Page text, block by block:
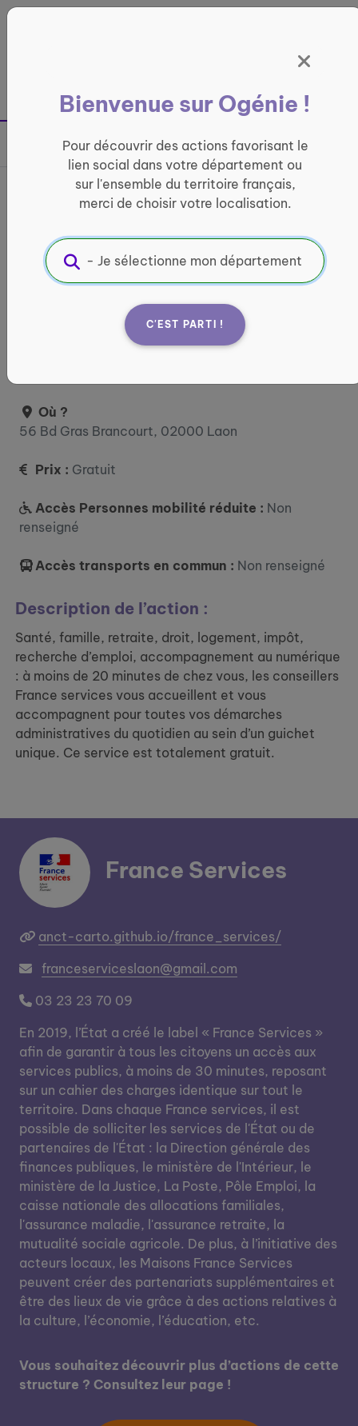
France entière
Bienvenue sur Ogénie !
Pour découvrir des actions favorisant le
lien social dans votre département ou
sur l'ensemble du territoire français,
merci de choisir votre localisation.
C'EST PARTI !
Partager sur
France services CIJ de Laon
INFORMATIQUE ET ACCÈS AUX DROITS
Informations pratiques :
lundi : 09:00 - 17:00 mardi : 09:00 - 17:00
Où ?
56 Bd Gras Brancourt, 02000 Laon
Prix : Gratuit
Accès Personnes mobilité réduite : Non
renseigné
Accès transports en commun : Non renseigné
Description de l’action :
Santé, famille, retraite, droit, logement, impôt,
recherche d’emploi, accompagnement au numérique
: à moins de 20 minutes de chez vous, les conseillers
France services vous accueillent et vous
accompagnent pour toutes vos démarches
administratives du quotidien au sein d’un guichet
unique. Ce service est totalement gratuit.
France Services
anct-carto.github.io/france_services/
franceserviceslaon@gmail.com
03 23 23 70 09
En 2019, l’État a créé le label « France Services »
afin de garantir à tous les citoyens un accès aux
services publics, à moins de 30 minutes, reposant
sur un cahier des charges identique sur tout le
territoire. Dans chaque France services, il est
possible de solliciter les services de l'État ou de
partenaires de l'État : la Direction générale des
finances publiques, le ministère de l'Intérieur, le
ministère de la Justice, La Poste, Pôle Emploi, la
caisse nationale des allocations familiales,
l'assurance maladie, l'assurance retraite, la
mutualité sociale agricole. De plus, à l’initiative des
acteurs locaux, les Maisons France Services
peuvent créer des partenariats supplémentaires et
être des lieux de vie grâce à des actions relatives à
la culture, l’économie, l’éducation, etc.
Vous souhaitez découvrir plus d’actions de cette
structure ? Consultez leur page !
Panneau de gestion des cookies